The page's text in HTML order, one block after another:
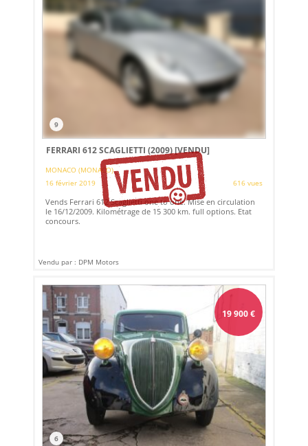
9
FERRARI 612 SCAGLIETTI (2009)[VENDU]
MONACO (MONACO)
16 février 2019
616 vues
Vends Ferrari 612 Scaglietti one to one. Mise en circulation
le 16/12/2009. Kilométrage de 15 300 km. full options. Etat
concours.
Vendu par : DPM Motors
19 900€
6